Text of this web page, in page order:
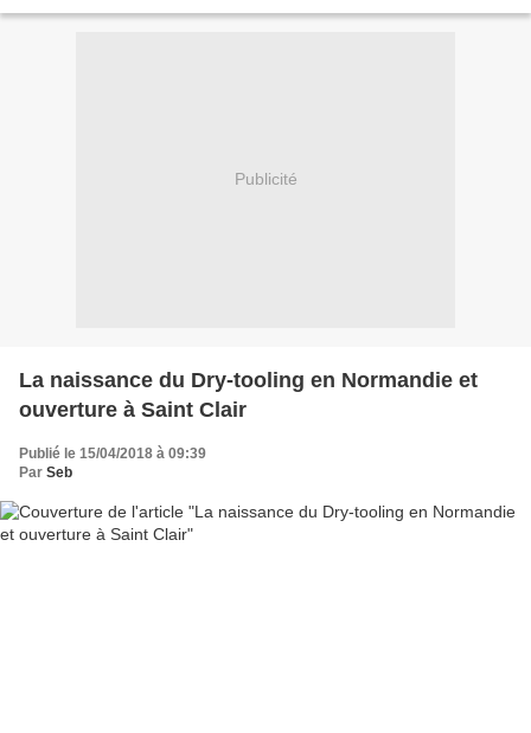
Publicité
La naissance du Dry-tooling en Normandie et
ouverture à Saint Clair
Publié le 15/04/2018 à 09:39
Par Seb